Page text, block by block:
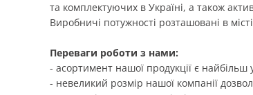
та комплектуючих в Україні, а також
Виробничі потужності розташовані в
Переваги роботи з нами:
- асортимент нашої продукції є
- невеликий розмір нашої компанії